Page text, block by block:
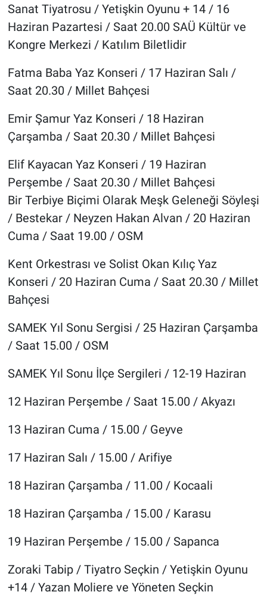
Sanat Tiyatrosu / Yetişkin Oyunu + 14 / 16
Haziran Pazartesi / Saat 20.00 SAÜ Kültür ve
Kongre Merkezi / Katılım Biletlidir
Fatma Baba Yaz Konseri / 17 Haziran Salı /
Saat 20.30 / Millet Bahçesi
Emir Şamur Yaz Konseri / 18 Haziran
Çarşamba / Saat 20.30 / Millet Bahçesi
Elif Kayacan Yaz Konseri / 19 Haziran
Perşembe / Saat 20.30 / Millet Bahçesi
Bir Terbiye Biçimi Olarak Meşk Geleneği Söyleşi
/ Bestekar / Neyzen Hakan Alvan / 20 Haziran
Cuma / Saat 19.00 / OSM
Kent Orkestrası ve Solist Okan Kılıç Yaz
Konseri / 20 Haziran Cuma / Saat 20.30 / Millet
Bahçesi
SAMEK Yıl Sonu Sergisi / 25 Haziran Çarşamba
/ Saat 15.00 / OSM
SAMEK Yıl Sonu İlçe Sergileri / 12-19 Haziran
12 Haziran Perşembe / Saat 15.00 / Akyazı
13 Haziran Cuma / 15.00 / Geyve
17 Haziran Salı / 15.00 / Arifiye
18 Haziran Çarşamba / 11.00 / Kocaali
18 Haziran Çarşamba / 15.00 / Karasu
19 Haziran Perşembe / 15.00 / Sapanca
Zoraki Tabip / Tiyatro Seçkin / Yetişkin Oyunu
+14 / Yazan Moliere ve Yöneten Seçkin